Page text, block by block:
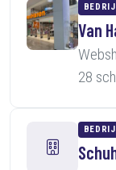
Van
28